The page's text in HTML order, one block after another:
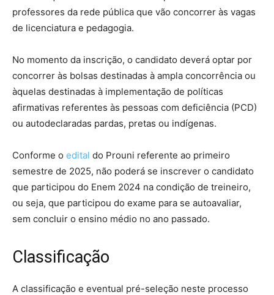
professores da rede pública que vão concorrer às vagas
de licenciatura e pedagogia.
No momento da inscrição, o candidato deverá optar por
concorrer às bolsas destinadas à ampla concorrência ou
àquelas destinadas à implementação de políticas
afirmativas referentes às pessoas com deficiência (PCD)
ou autodeclaradas pardas, pretas ou indígenas.
Conforme o edital do Prouni referente ao primeiro
semestre de 2025, não poderá se inscrever o candidato
que participou do Enem 2024 na condição de treineiro,
ou seja, que participou do exame para se autoavaliar,
sem concluir o ensino médio no ano passado.
Classificação
A classificação e eventual pré-seleção neste processo